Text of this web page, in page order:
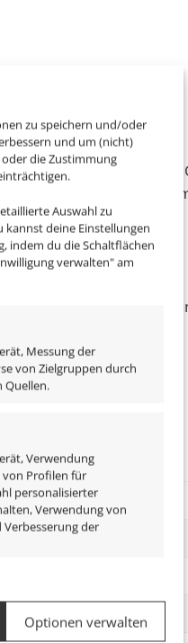
zu speichern und/oder
und um (nicht)
die Zustimmung
Auswahl zu
kannst deine Einstellungen
indem du die Schaltflächen
verwalten" am
Messung der
von Zielgruppen durch
Quellen.
Verwendung
von Profilen für
personalisierter
Verwendung von
der
Quellen,
Optionen verwalten
Designs. Hergestellt
12V Trafos von
im